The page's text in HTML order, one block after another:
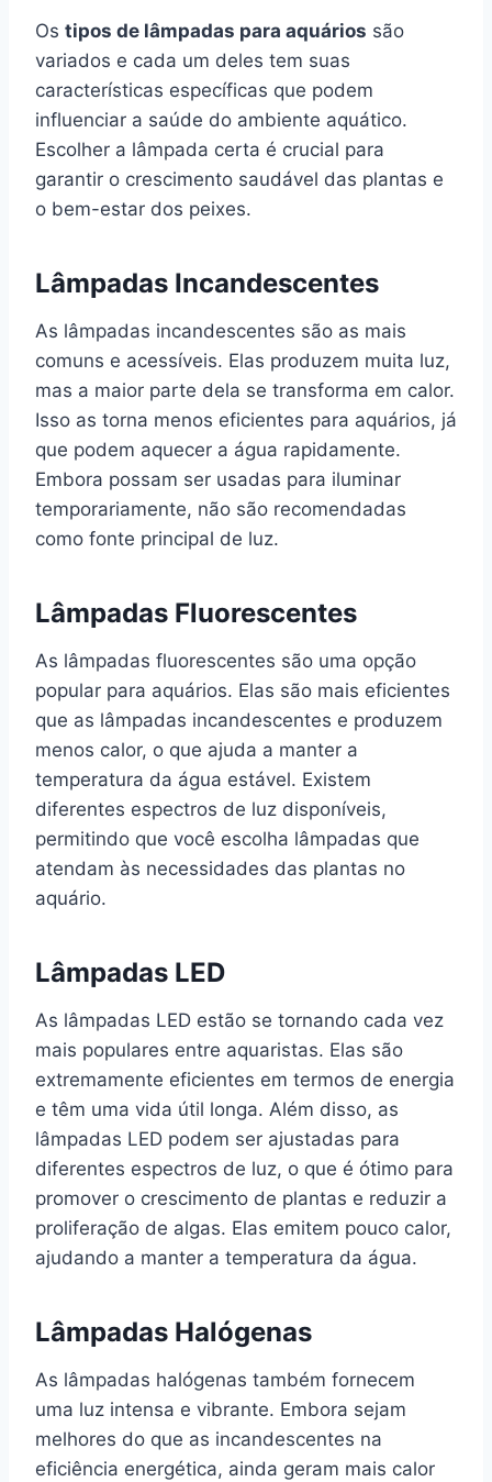
Os tipos de lâmpadas para aquários são
variados e cada um deles tem suas
características específicas que podem
influenciar a saúde do ambiente aquático.
Escolher a lâmpada certa é crucial para
garantir o crescimento saudável das plantas e
o bem-estar dos peixes.
Lâmpadas Incandescentes
As lâmpadas incandescentes são as mais
comuns e acessíveis. Elas produzem muita luz,
mas a maior parte dela se transforma em calor.
Isso as torna menos eficientes para aquários, já
que podem aquecer a água rapidamente.
Embora possam ser usadas para iluminar
temporariamente, não são recomendadas
como fonte principal de luz.
Lâmpadas Fluorescentes
As lâmpadas fluorescentes são uma opção
popular para aquários. Elas são mais eficientes
que as lâmpadas incandescentes e produzem
menos calor, o que ajuda a manter a
temperatura da água estável. Existem
diferentes espectros de luz disponíveis,
permitindo que você escolha lâmpadas que
atendam às necessidades das plantas no
aquário.
Lâmpadas LED
As lâmpadas LED estão se tornando cada vez
mais populares entre aquaristas. Elas são
extremamente eficientes em termos de energia
e têm uma vida útil longa. Além disso, as
lâmpadas LED podem ser ajustadas para
diferentes espectros de luz, o que é ótimo para
promover o crescimento de plantas e reduzir a
proliferação de algas. Elas emitem pouco calor,
ajudando a manter a temperatura da água.
Lâmpadas Halógenas
As lâmpadas halógenas também fornecem
uma luz intensa e vibrante. Embora sejam
melhores do que as incandescentes na
eficiência energética, ainda geram mais calor